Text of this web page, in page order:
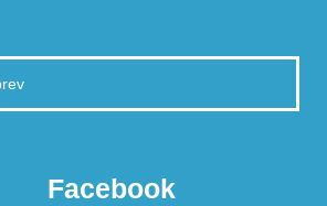
Facebook